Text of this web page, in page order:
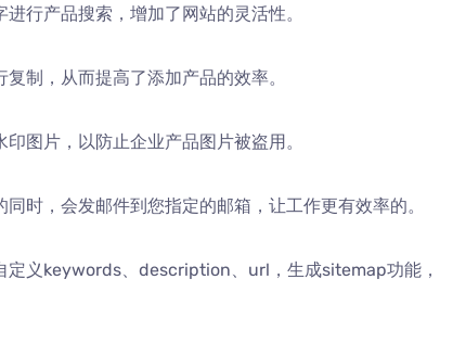
行产品搜索，增加了网站的灵活性。
制，从而提高了添加产品的效率。
图片，以防止企业产品图片被盗用。
时，会发邮件到您指定的邮箱，让工作更有效率的。
定义keywords、description、url，生成sitemap功能，